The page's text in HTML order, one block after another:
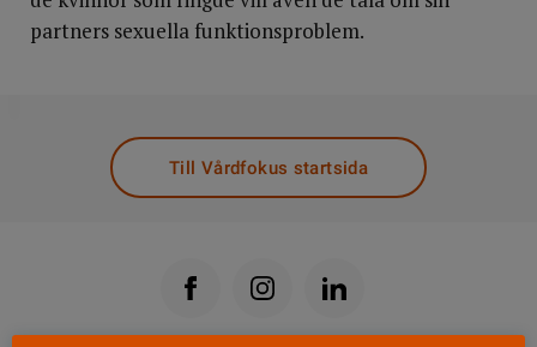
partners sexuella funktionsproblem.
Till Vårdfokus startsida